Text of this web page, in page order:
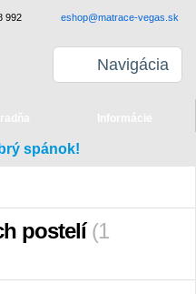
spánok!
postelí(1
992 eshop@matrace-vegas.sk
Navigácia
Informácie